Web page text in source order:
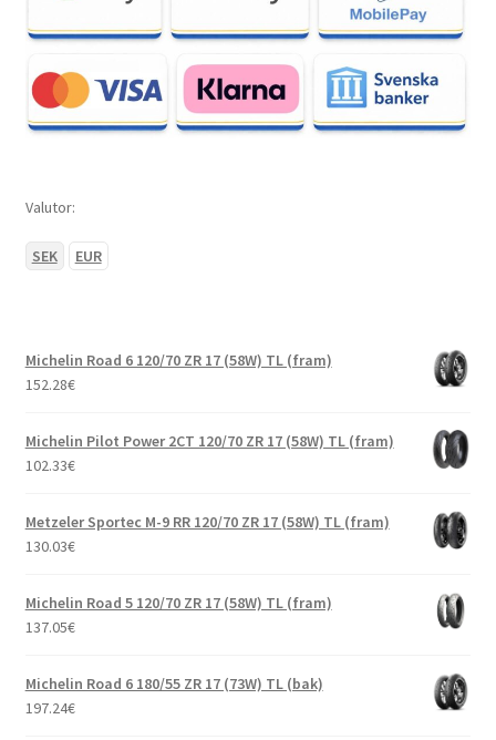
Valutor:
SEK EUR
Michelin Road 6 120/70 ZR 17 (58W) TL (fram)
152.28€
Michelin Pilot Power 2CT 120/70 ZR 17 (58W) TL (fram)
102.33€
Metzeler Sportec M-9 RR 120/70 ZR 17 (58W) TL (fram)
130.03€
Michelin Road 5 120/70 ZR 17 (58W) TL (fram)
137.05€
Michelin Road 6 180/55 ZR 17 (73W) TL (bak)
197.24€